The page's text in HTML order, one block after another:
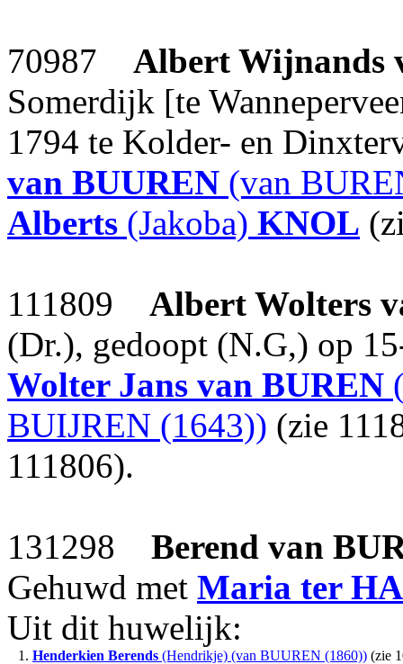
70987 Albert Wijnands
Somerdijk [te
1794 te Kolder- en
van BUUREN (van
Alberts (Jakoba) KNOL
111809 Albert Wolters
(Dr.), gedoopt (N.G,) op
Wolter Jans van BUREN
BUIJREN (1643)) (zie
111806).
131298 Berend van
Gehuwd met Maria ter
Uit dit huwelijk:
1. Henderkien Berends (Hendrikje) (van BUUREN (1860)) (zie